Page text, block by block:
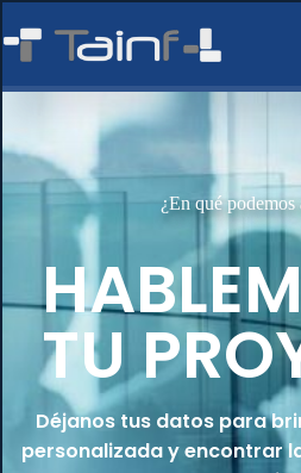
¿En qué podemos
TU
Déjanos tus datos para
personalizada y encontrar